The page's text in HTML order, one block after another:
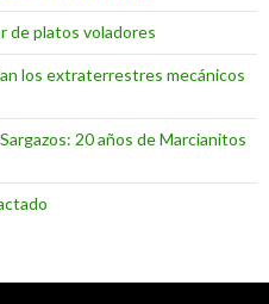
de platos voladores
los extraterrestres mecánicos
20 años de Marcianitos